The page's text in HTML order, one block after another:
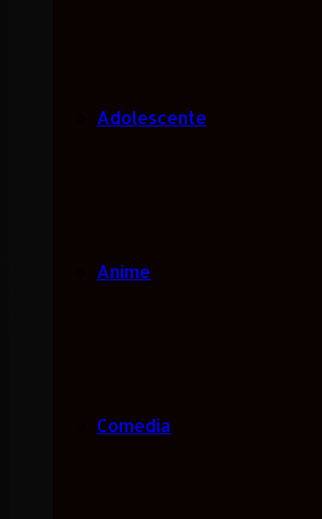
Adolescente
Anime
Comedia